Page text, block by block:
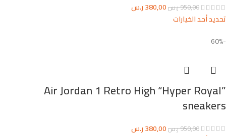
950,00ر.س380,00ر.س
تحديد أحد الخيارات
-60%
Air Jordan 1 Retro High “Hyper Royal”
sneakers
950,00ر.س380,00ر.س